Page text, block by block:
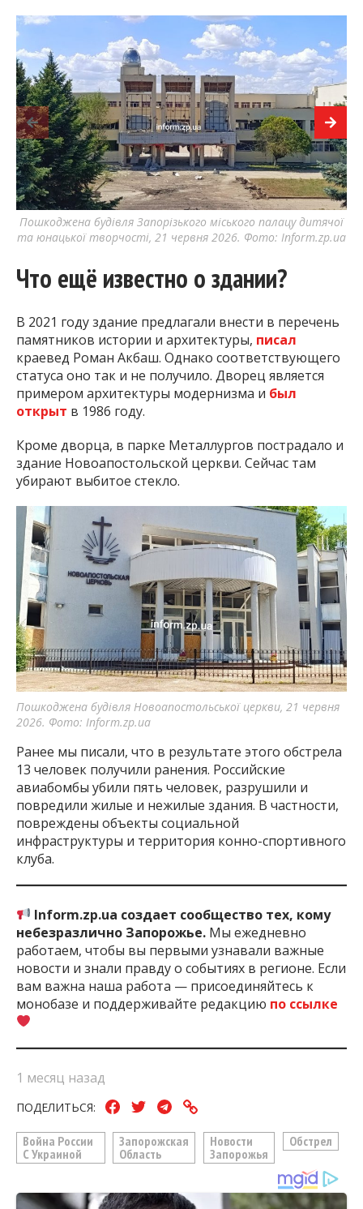
Пошкоджена будівля Запорізького міського палацу дитячої
та юнацької творчості, 21 червня 2026. Фото: Inform.zp.ua
Что ещё известно о здании?
В 2021 году здание предлагали внести в перечень
памятников истории и архитектуры, писал
краевед Роман Акбаш. Однако соответствующего
статуса оно так и не получило. Дворец является
примером архитектуры модернизма и был
открыт в 1986 году.
Кроме дворца, в парке Металлургов пострадало и
здание Новоапостольской церкви. Сейчас там
убирают выбитое стекло.
Пошкоджена будівля Новоапостольської церкви, 21 червня
2026. Фото: Inform.zp.ua
Ранее мы писали, что в результате этого обстрела
13 человек получили ранения. Российские
авиабомбы убили пять человек, разрушили и
повредили жилые и нежилые здания. В частности,
повреждены объекты социальной
инфраструктуры и территория конно-спортивного
клуба.
Inform.zp.ua создает сообщество тех, кому
небезразлично Запорожье. Мы ежедневно
работаем, чтобы вы первыми узнавали важные
новости и знали правду о событиях в регионе. Если
вам важна наша работа — присоединяйтесь к
монобазе и поддерживайте редакцию по ссылке
1 месяц назад
ПОДЕЛИТЬСЯ:
Война России
С Украиной
Запорожская
Область
Новости
Запорожья
Обстрел